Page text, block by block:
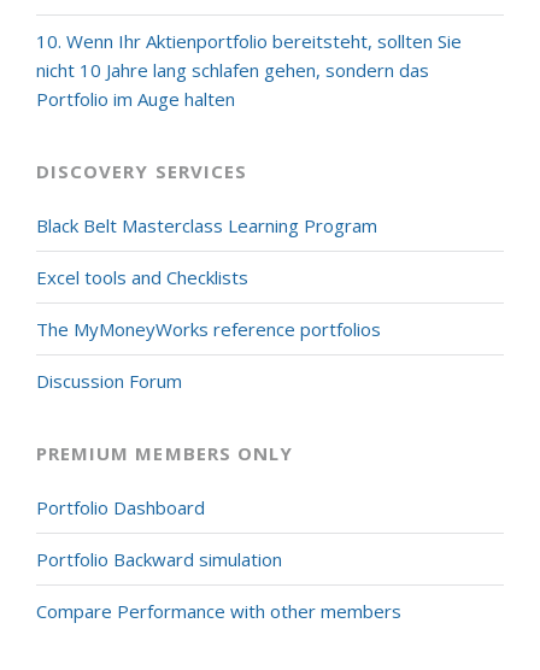
10. Wenn Ihr Aktienportfolio bereitsteht, sollten Sie
nicht 10 Jahre lang schlafen gehen, sondern das
Portfolio im Auge halten
DISCOVERY SERVICES
Black Belt Masterclass Learning Program
Excel tools and Checklists
The MyMoneyWorks reference portfolios
Discussion Forum
PREMIUM MEMBERS ONLY
Portfolio Dashboard
Portfolio Backward simulation
Compare Performance with other members